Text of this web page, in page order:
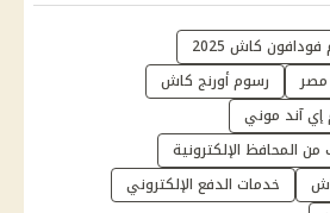
كاش 2025
مصر
رسوم أورنج كاش
آند موني
المحافظ الإلكترونية
خدمات الدفع الإلكتروني